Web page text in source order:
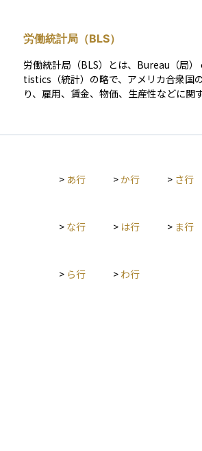
すことが多く、予想を上回るインフレ率
押さえておきたいポイントです。 名称も統計手法も米国固有で
すが、家計消費を基準にした同種のデフ
他国でも作成されており、国際比較には
化学製品といった製造の上流段階にある
います。CGPIの動きは、企業の仕入れコ
響を与えるだけでなく、やがて消費者向
可能性があるため、将来のインフレ動向
しても重要です。金融政策を運営するう
労働統計局（BLS）
労働統計局（BLS）とは、Bureau（局
tistics（統計）の略で、アメリカ合衆国
り、雇用、賃金、物価、生産性などに関
り、これらは経済の健康状態を測る重要
は金融政策や市場の動向に大きな影響を
も、景気やインフレの見通しを立てる際
> あ行 >か行 > さ行
> な行 > は行 > ま行
> ら行 > わ行